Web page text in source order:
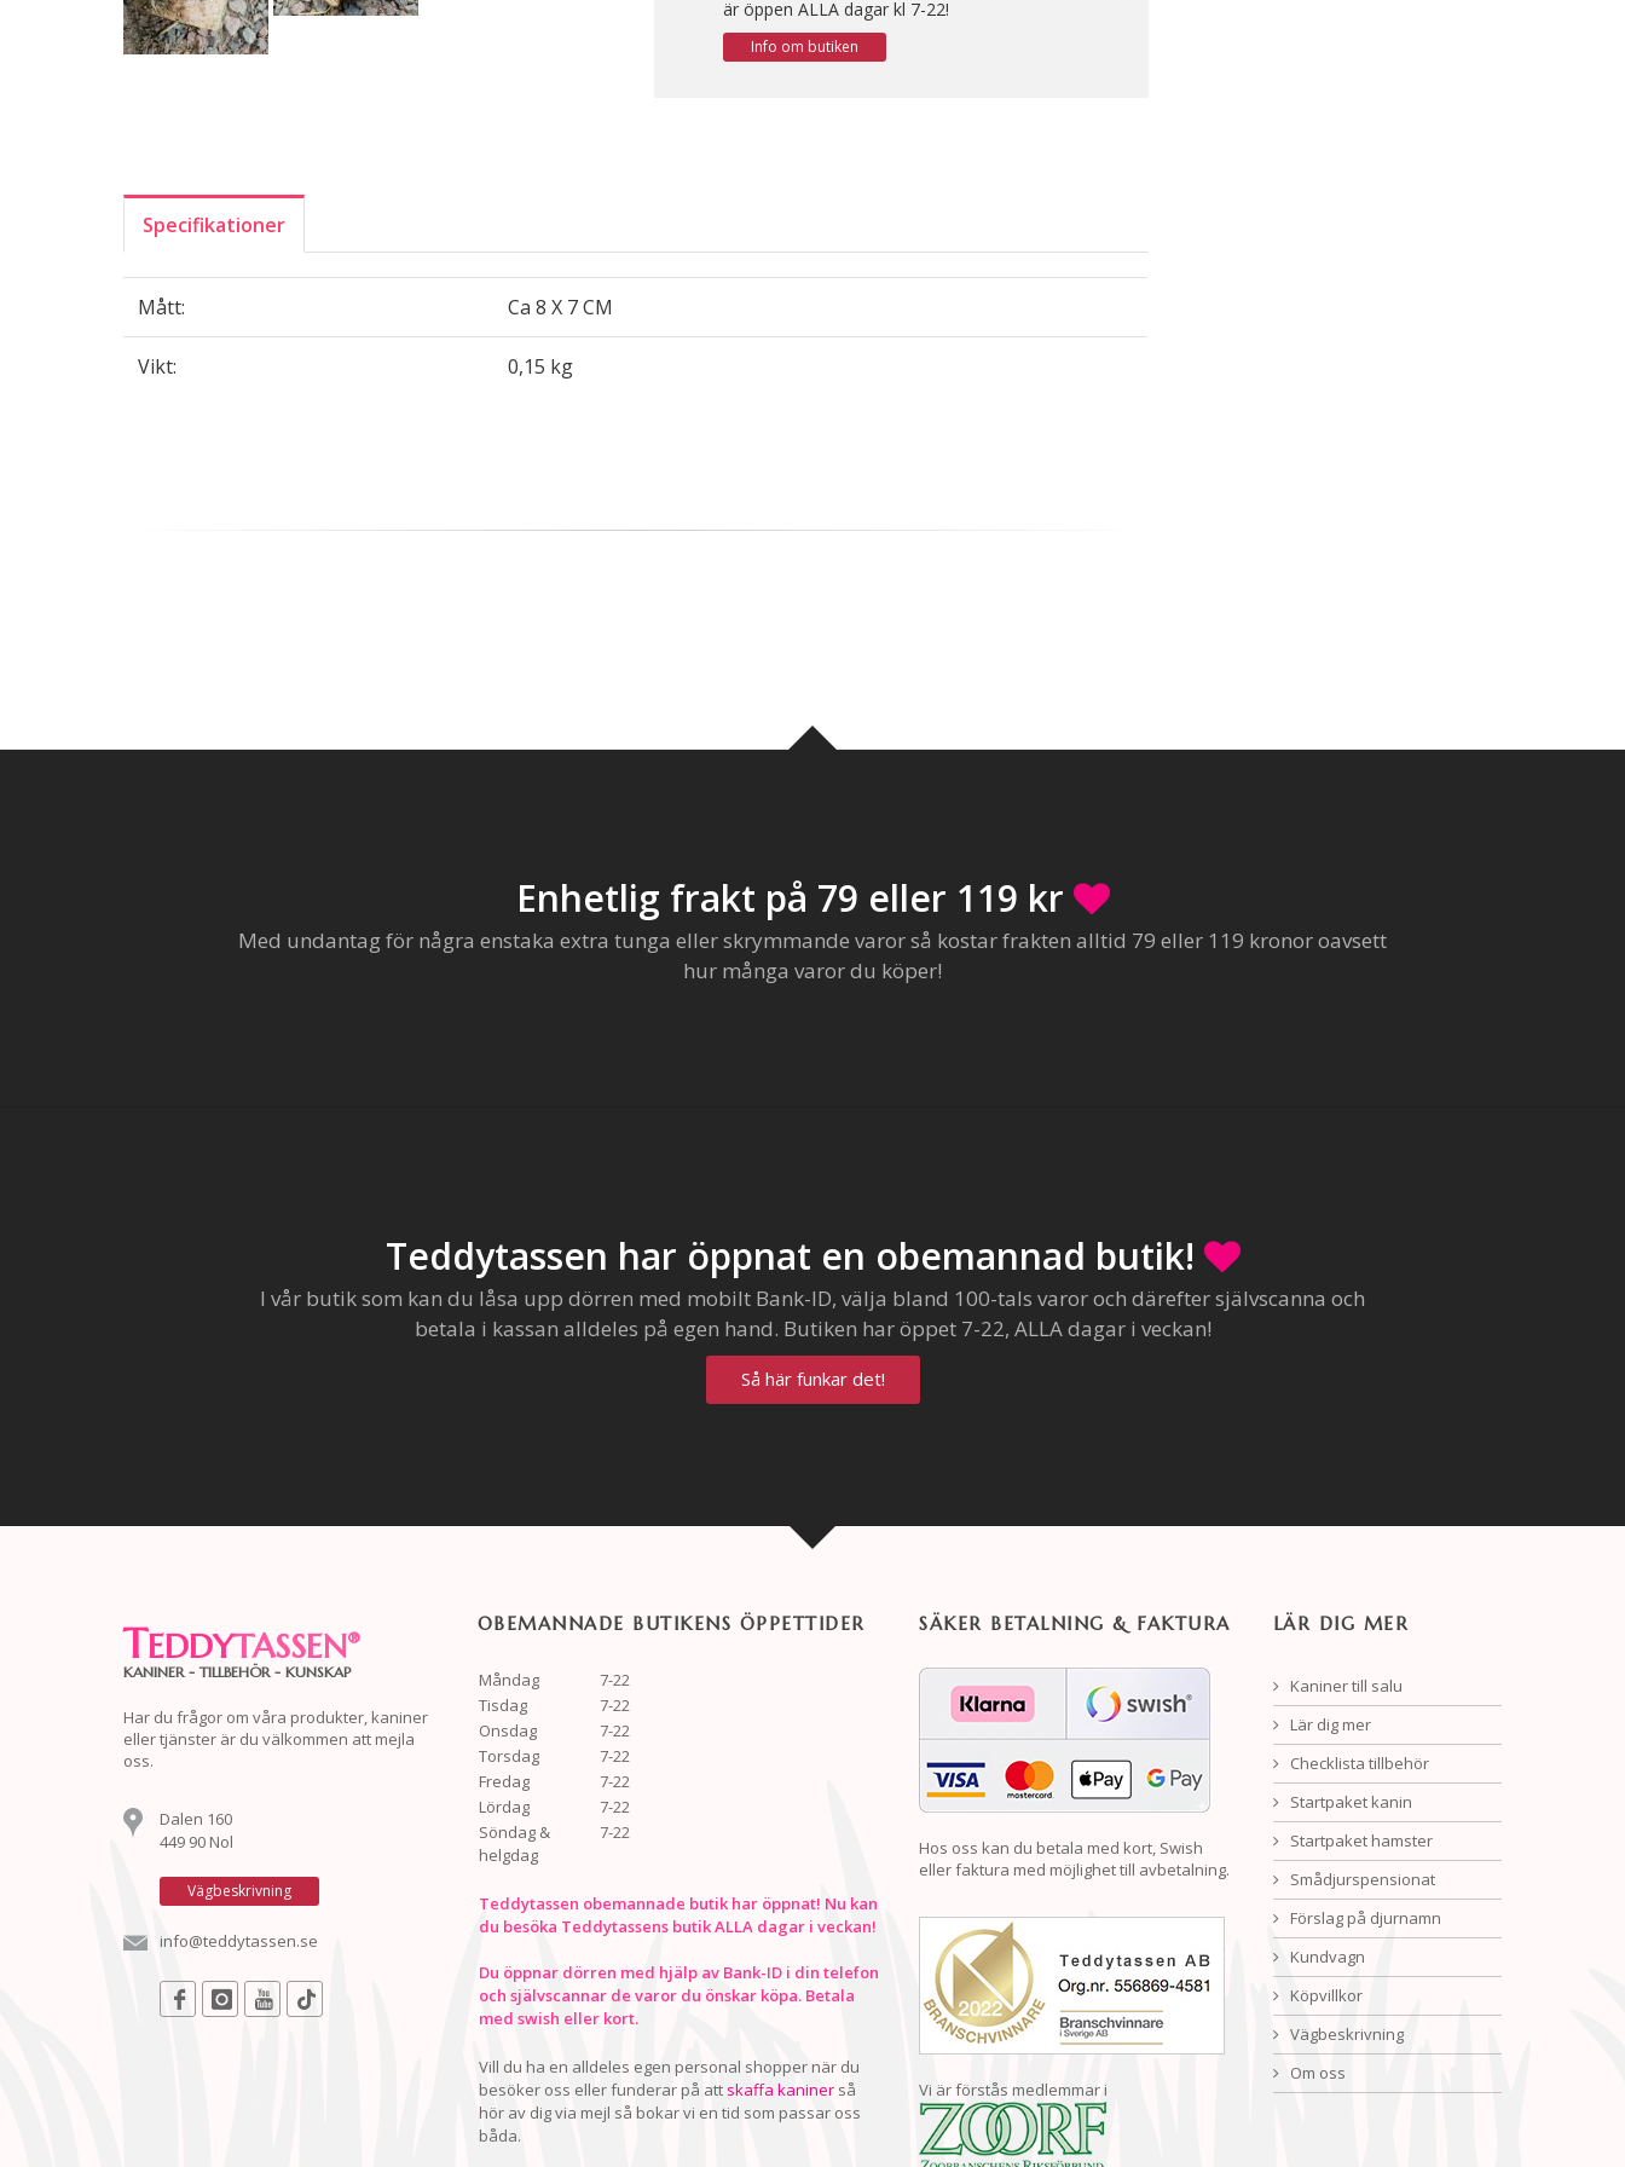
är öppen ALLA dagar kl 7-22!
Info om butiken
Specifikationer
Mått: Ca 8 X 7 CM
Vikt: 0,15 kg
Enhetlig frakt på 79 eller 119 kr
Med undantag för några enstaka extra tunga eller skrymmande varor så kostar frakten alltid 79 eller 119 kronor oavsett
hur många varor du köper!
Teddytassen har öppnat en obemannad butik!
I vår butik som kan du låsa upp dörren med mobilt Bank-ID, välja bland 100-tals varor och därefter självscanna och
betala i kassan alldeles på egen hand. Butiken har öppet 7-22, ALLA dagar i veckan!
Så här funkar det!
TEDDYTASSEN®
KANINER - TILLBEHÖR - KUNSKAP
Har du frågor om våra produkter, kaniner
eller tjänster är du välkommen att mejla
oss.
Dalen 160
449 90 Nol
Vägbeskrivning
info@teddytassen.se
OBEMANNADE BUTIKENS ÖPPETTIDER
Måndag
7-22
Tisdag
7-22
Onsdag
7-22
Torsdag
7-22
Fredag
7-22
Lördag
7-22
Söndag &
helgdag
7-22
Teddytassen obemannade butik har öppnat! Nu kan
du besöka Teddytassens butik ALLA dagar i veckan!
Du öppnar dörren med hjälp av Bank-ID i din telefon
och självscannar de varor du önskar köpa. Betala
med swish eller kort.
Vill du ha en alldeles egen personal shopper när du
besöker oss eller funderar på att skaffa kaninerså
hör av dig via mejl så bokar vi en tid som passar oss
båda.
SÄKER BETALNING & FAKTURA
Hos oss kan du betala med kort, Swish
eller faktura med möjlighet till avbetalning.
Vi är förstås medlemmar i
LÄR DIG MER
Kaniner till salu
Lär dig mer
Checklista tillbehör
Startpaket kanin
Startpaket hamster
Smådjurspensionat
Förslag på djurnamn
Kundvagn
Köpvillkor
Vägbeskrivning
Om oss